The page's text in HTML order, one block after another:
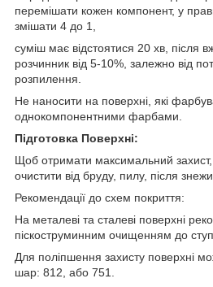
перемішати кожен компонент, у
змішати 4 до 1,
суміш має відстоятися 20 хв, після
розчинник від 5-10%, залежно від
розпилення.
Не наносити на поверхні, які
однокомпонентними фарбами.
Підготовка Поверхні:
Щоб отримати максимальний
очистити від бруду, пилу, після
Рекомендації до схем покриття:
На металеві та сталеві поверхні
піскоструминним очищенням до
Для поліпшення захисту поверхні
шар: 812, або 751.